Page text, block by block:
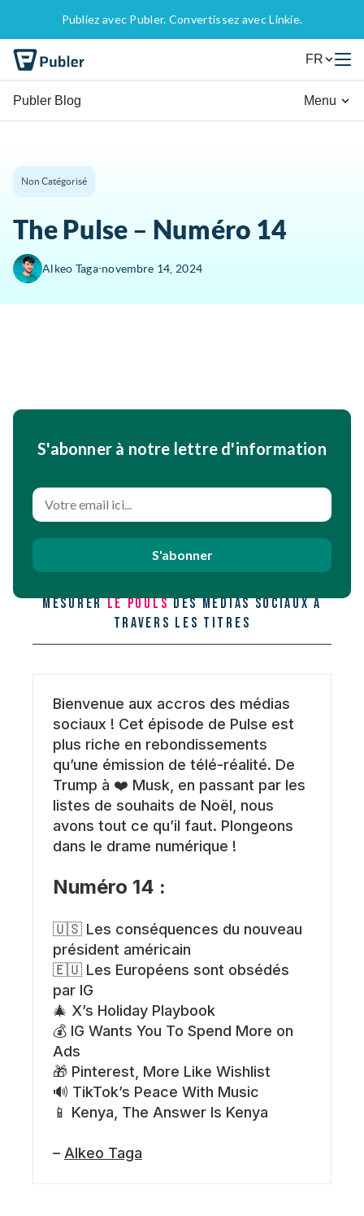
Publiez avec Publer. Convertissez avec Linkie.
FR
Publer Blog Menu
Non Catégorisé
The Pulse – Numéro 14
Alkeo Taga∙novembre 14, 2024
S'abonner à notre lettre d'information
S'abonner
Le pouls
Mesurerle poulsdes médias sociaux à
travers les titres
Bienvenue aux accros des médias
sociaux ! Cet épisode de Pulse est
plus riche en rebondissements
qu’une émission de télé-réalité. De
Trump à ❤️ Musk, en passant par les
listes de souhaits de Noël, nous
avons tout ce qu’il faut. Plongeons
dans le drame numérique !
Numéro 14 :
🇺🇸 Les conséquences du nouveau
président américain
🇪🇺 Les Européens sont obsédés
par IG
🎄 X’s Holiday Playbook
💰 IG Wants You To Spend More on
Ads
🎁 Pinterest, More Like Wishlist
🔊 TikTok’s Peace With Music
📱 Kenya, The Answer Is Kenya
– Alkeo Taga